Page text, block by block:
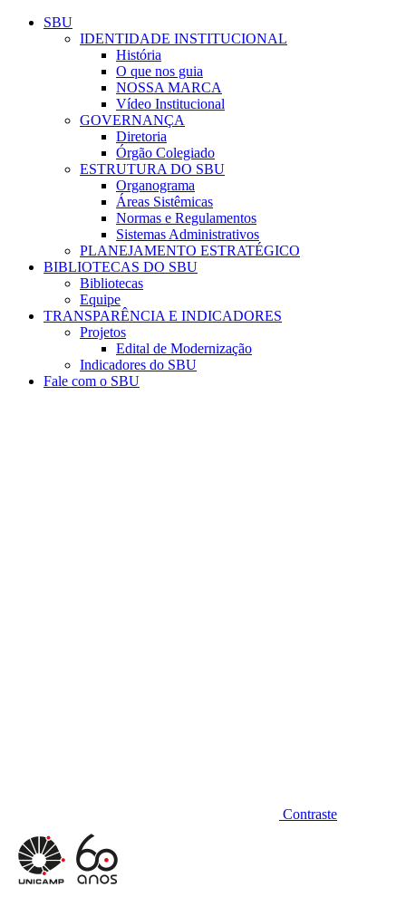
Conteúdo principal
SBU
IDENTIDADE INSTITUCIONAL
História
O que nos guia
NOSSA MARCA
Vídeo Institucional
GOVERNANÇA
Diretoria
Órgão Colegiado
ESTRUTURA DO SBU
Organograma
Áreas Sistêmicas
Normas e Regulamentos
Sistemas Administrativos
PLANEJAMENTO ESTRATÉGICO
BIBLIOTECAS DO SBU
Bibliotecas
Equipe
TRANSPARÊNCIA E INDICADORES
Projetos
Edital de Modernização
Indicadores do SBU
Fale com o SBU
Contraste